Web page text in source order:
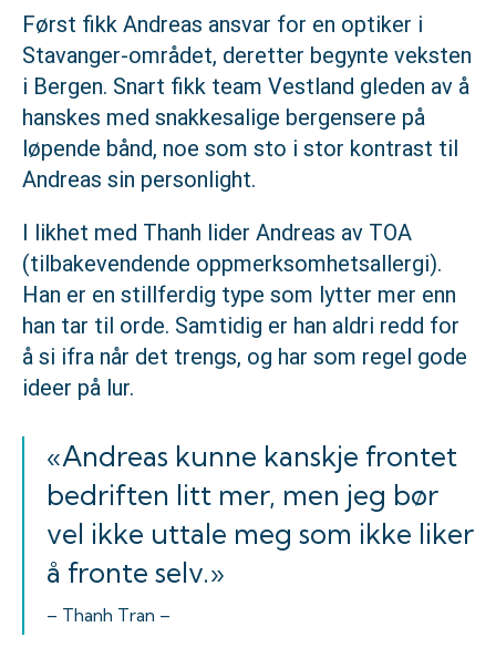
Først fikk Andreas ansvar for en optiker i
Stavanger-området, deretter begynte veksten
i Bergen. Snart fikk team Vestland gleden av å
hanskes med snakkesalige bergensere på
løpende bånd, noe som sto i stor kontrast til
Andreas sin personlight.
I likhet med Thanh lider Andreas av TOA
(tilbakevendende oppmerksomhetsallergi).
Han er en stillferdig type som lytter mer enn
han tar til orde. Samtidig er han aldri redd for
å si ifra når det trengs, og har som regel gode
ideer på lur.
«Andreas kunne kanskje frontet
bedriften litt mer, men jeg bør
vel ikke uttale meg som ikke liker
å fronte selv.»
– Thanh Tran –